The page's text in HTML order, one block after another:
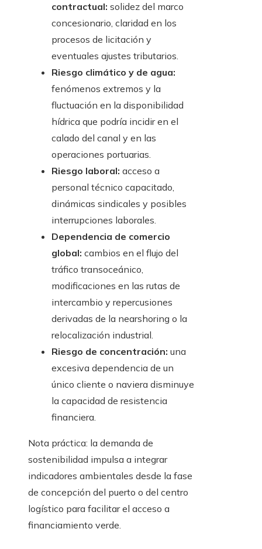
contractual: solidez del marco
concesionario, claridad en los
procesos de licitación y
eventuales ajustes tributarios.
Riesgo climático y de agua:
fenómenos extremos y la
fluctuación en la disponibilidad
hídrica que podría incidir en el
calado del canal y en las
operaciones portuarias.
Riesgo laboral: acceso a
personal técnico capacitado,
dinámicas sindicales y posibles
interrupciones laborales.
Dependencia de comercio
global: cambios en el flujo del
tráfico transoceánico,
modificaciones en las rutas de
intercambio y repercusiones
derivadas de la nearshoring o la
relocalización industrial.
Riesgo de concentración: una
excesiva dependencia de un
único cliente o naviera disminuye
la capacidad de resistencia
financiera.
Nota práctica: la demanda de
sostenibilidad impulsa a integrar
indicadores ambientales desde la fase
de concepción del puerto o del centro
logístico para facilitar el acceso a
financiamiento verde.